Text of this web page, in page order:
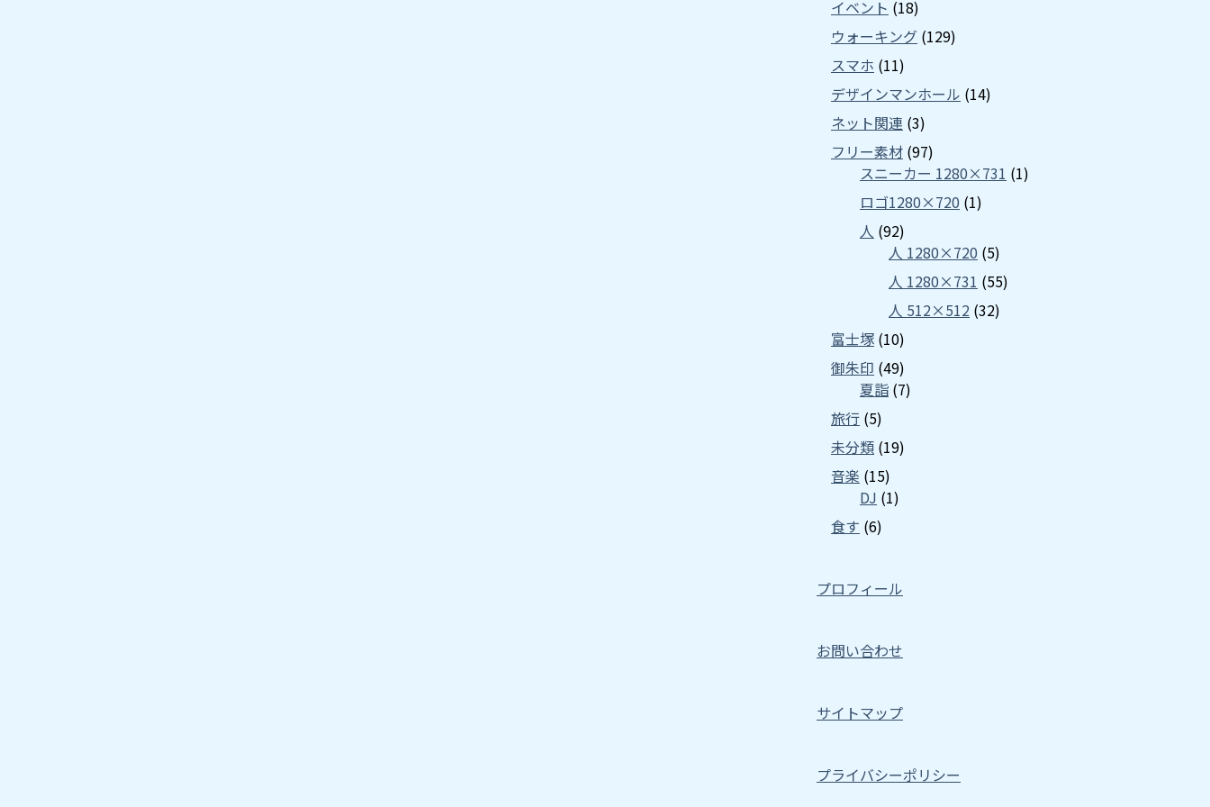
イベント (18)
ウォーキング (129)
スマホ (11)
デザインマンホール (14)
ネット関連 (3)
フリー素材 (97)
スニーカー 1280×731 (1)
ロゴ1280×720 (1)
人 (92)
人 1280×720 (5)
人 1280×731 (55)
人 512×512 (32)
富士塚 (10)
御朱印 (49)
夏詣 (7)
旅行 (5)
未分類 (19)
音楽 (15)
DJ (1)
食す (6)
プロフィール
お問い合わせ
サイトマップ
プライバシーポリシー